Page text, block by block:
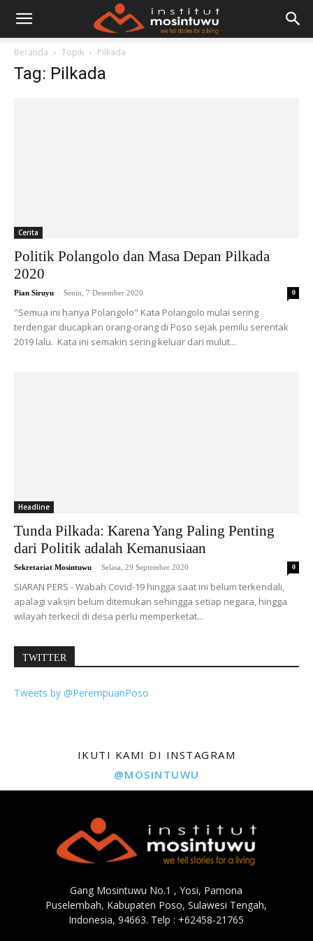
Beranda Topik Pilkada
Tag: Pilkada
Cerita
Politik Polangolo dan Masa Depan Pilkada
2020
Pian Siruyu - Senin, 7 Desember 2020 0
"Semua ini hanya Polangolo" Kata Polangolo mulai sering
terdengar diucapkan orang-orang di Poso sejak pemilu serentak
2019 lalu. Kata ini semakin sering keluar dari mulut...
Headline
Tunda Pilkada: Karena Yang Paling Penting
dari Politik adalah Kemanusiaan
Sekretariat Mosintuwu - Selasa, 29 September 2020 0
SIARAN PERS - Wabah Covid-19 hingga saat ini belum terkendali,
apalagi vaksin belum ditemukan sehingga setiap negara, hingga
wilayah terkecil di desa perlu memperketat...
TWITTER
Tweets by @PerempuanPoso
IKUTI KAMI DI INSTAGRAM
@MOSINTUWU
Gang Mosintuwu No.1 , Yosi, Pamona
Puselembah, Kabupaten Poso, Sulawesi Tengah,
Indonesia, 94663. Telp : +62458-21765